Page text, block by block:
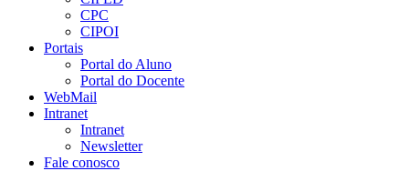
CPC
CIPOI
Portais
Portal do Aluno
Portal do Docente
WebMail
Intranet
Intranet
Newsletter
Fale conosco